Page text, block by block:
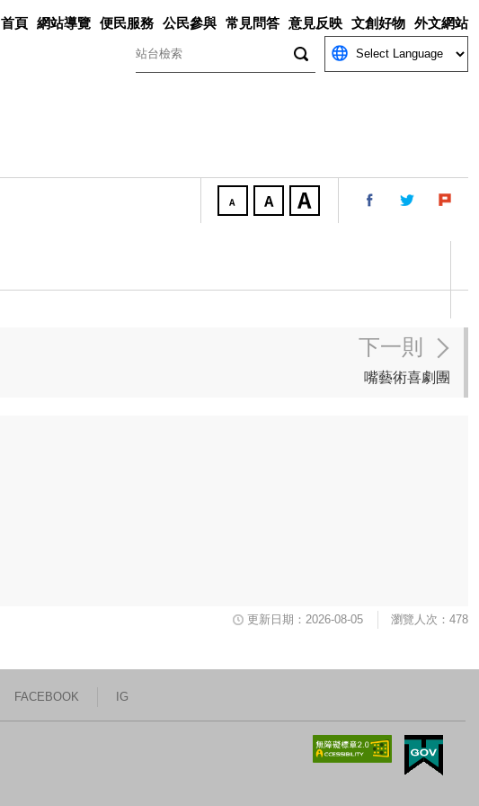
首頁 網站導覽 便民服務 公民參與 常見問答 意見反映 文創好物 外文網站
下一則
嘴藝術喜劇團
更新日期：2026-08-05 瀏覽人次：478
FACEBOOK IG